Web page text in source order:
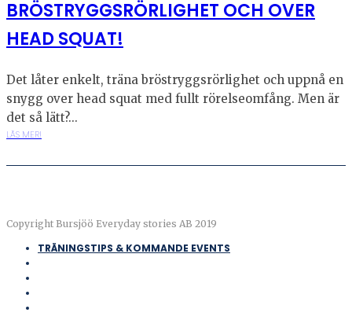
BRÖSTRYGGSRÖRLIGHET OCH OVER
HEAD SQUAT!
Det låter enkelt, träna bröstryggsrörlighet och uppnå en
snygg over head squat med fullt rörelseomfång. Men är
det så lätt?...
LÄS MER!
Copyright Bursjöö Everyday stories AB 2019
TRÄNINGSTIPS & KOMMANDE EVENTS